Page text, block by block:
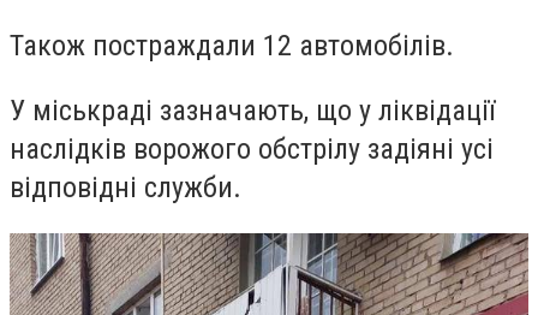
Також постраждали 12 автомобілів.
У міськраді зазначають, що у ліквідації
наслідків ворожого обстрілу задіяні усі
відповідні служби.